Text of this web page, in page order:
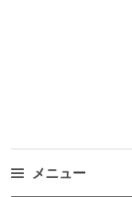
メニュー